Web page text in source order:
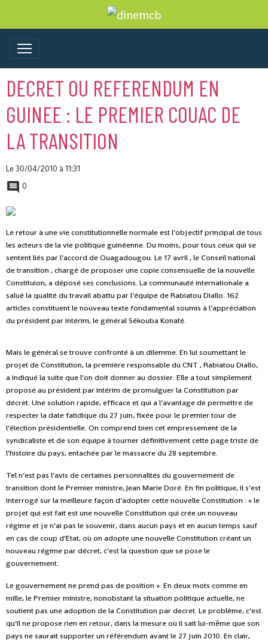
DECRET OU REFERENDUM EN
GUINEE : LE PREMIER COUAC DE
LA TRANSITION
Le 30/04/2010 à 11:31
0
Le retour à une vie constitutionnelle normale est l’objectif principal de tous
les acteurs de la vie politique guinéenne. Du moins, pour tous ceux qui se
sentent liés par l’accord de Ouagadougou. Le 17 avril , le Conseil national
de transition , chargé de proposer une copie consensuelle de la nouvelle
Constituion, a déposé ses conclusions. La communauté internationale a
salué la qualité du travail abattu par l’équipe de Rabiatou Diallo. 162
articles constituent le nouveau texte fondamental soumis à l’appréciation
du président par intérim, le général Sékouba Konaté.
Mais le général se trouve confronté à un dilemme. En lui soumettant le
projet de Constitution, la première responsable du CNT , Rabiatou Diallo,
a indiqué la suite que l’on doit donner au dossier. Elle a tout simplement
proposé au président par intérim de promulguer la Constitution par
décret. Une solution rapide, efficace et qui a l’avantage de permettre de
respecter la date fatidique du 27 juin, fixée pour le premier tour de
l’élection présidentielle. On comprend bien cet empressement de la
syndicaliste et de son équipe à tourner définitivement cette page triste de
l’histoire du pays, entachée par le massacre du 28 septembre.
Tel n’est pas l’avis de certaines personnalités du gouvernement de
transition dont le Premier ministre, Jean Marie Doré. En fin politique, il s’est
interrogé sur la meilleure façon d’adopter cette nouvelle Constitution : « le
projet qui est fait est une nouvelle Constitution qui crée un nouveau
régime et je n’ai pas le souvenir, dans aucun pays et en aucun temps sauf
en cas de coup d’Etat, où on adopte une nouvelle Constitution créant un
nouveau régime par décret, c’est la question que se pose le
gouvernement.
Le gouvernement ne prend pas de position ». En deux mots comme en
mille, le Premier ministre, nonobstant la situation politique actuelle, ne
soutient pas une adoption de la Constitution par decret. Le problème, c’est
qu’il ne propose rien en retour, dans la mesure où il sait lui-même que son
pays ne saurait supporter un référendum avant le 27 juin 2010. En clair,